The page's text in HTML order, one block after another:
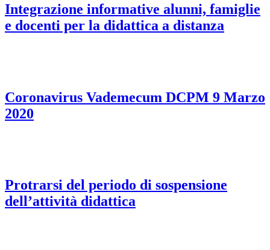
Integrazione informative alunni, famiglie
e docenti per la didattica a distanza
Coronavirus Vademecum DCPM 9 Marzo
2020
Protrarsi del periodo di sospensione
dell’attività didattica